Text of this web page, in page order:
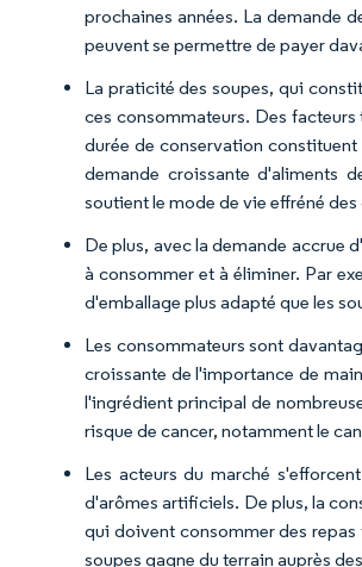
prochaines années. La demande
peuvent se permettre de payer
La praticité des soupes, qui
ces consommateurs. Des
durée de conservation
demande croissante d'aliments
soutient le mode de vie effréné
De plus, avec la demande accrue
à consommer et à éliminer. Par
d'emballage plus adapté que les
Les consommateurs sont
croissante de l'importance de
l'ingrédient principal de
risque de cancer, notamment le
Les acteurs du marché
d'arômes artificiels. De plus, la
qui doivent consommer des
soupes gagne du terrain auprès